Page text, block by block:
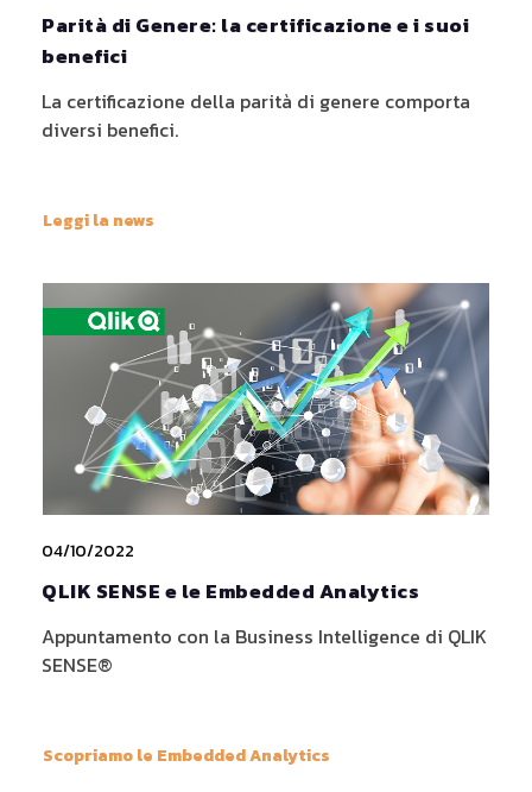
Parità di Genere: la certificazione e i suoi
benefici
La certificazione della parità di genere comporta
diversi benefici.
Leggi la news
04/10/2022
QLIK SENSE e le Embedded Analytics
Appuntamento con la Business Intelligence di QLIK
SENSE®
Scopriamo le Embedded Analytics